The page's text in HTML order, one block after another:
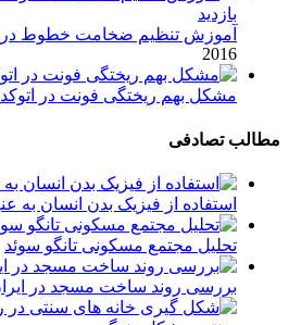
بازدید
آموزش تنظیم ضخامت خطوط در
2016
مشکل بهم ریختگی فونت در اتوکد
مطالب تصادفی
استفاده از فیزیک بدن انسان به
تحلیل مجتمع مسکونی تانگو سوئد
بررسی روند ساخت مسجد در